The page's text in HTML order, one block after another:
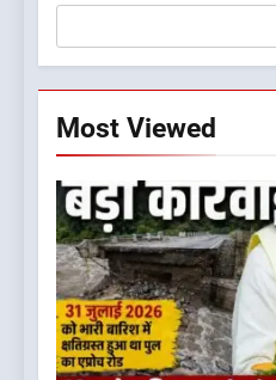
Most Viewed
5
कृष्णा